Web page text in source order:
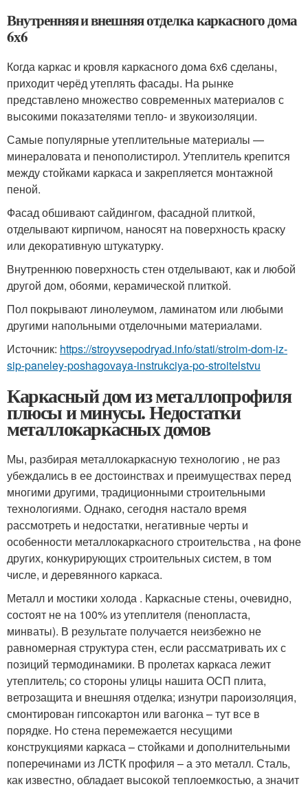
Внутренняя и внешняя отделка каркасного дома
6х6
Когда каркас и кровля каркасного дома 6х6 сделаны,
приходит черёд утеплять фасады. На рынке
представлено множество современных материалов с
высокими показателями тепло- и звукоизоляции.
Самые популярные утеплительные материалы —
минераловата и пенополистирол. Утеплитель крепится
между стойками каркаса и закрепляется монтажной
пеной.
Фасад обшивают сайдингом, фасадной плиткой,
отделывают кирпичом, наносят на поверхность краску
или декоративную штукатурку.
Внутреннюю поверхность стен отделывают, как и любой
другой дом, обоями, керамической плиткой.
Пол покрывают линолеумом, ламинатом или любыми
другими напольными отделочными материалами.
Источник: https://stroyvsepodryad.info/stati/stroim-dom-iz-
sip-paneley-poshagovaya-instrukciya-po-stroitelstvu
Каркасный дом из металлопрофиля
плюсы и минусы. Недостатки
металлокаркасных домов
Мы, разбирая металлокаркасную технологию , не раз
убеждались в ее достоинствах и преимуществах перед
многими другими, традиционными строительными
технологиями. Однако, сегодня настало время
рассмотреть и недостатки, негативные черты и
особенности металлокаркасного строительства , на фоне
других, конкурирующих строительных систем, в том
числе, и деревянного каркаса.
Металл и мостики холода . Каркасные стены, очевидно,
состоят не на 100% из утеплителя (пенопласта,
минваты). В результате получается неизбежно не
равномерная структура стен, если рассматривать их с
позиций термодинамики. В пролетах каркаса лежит
утеплитель; со стороны улицы нашита ОСП плита,
ветрозащита и внешняя отделка; изнутри пароизоляция,
смонтирован гипсокартон или вагонка – тут все в
порядке. Но стена перемежается несущими
конструкциями каркаса – стойками и дополнительными
поперечинами из ЛСТК профиля – а это металл. Сталь,
как известно, обладает высокой теплоемкостью, а значит